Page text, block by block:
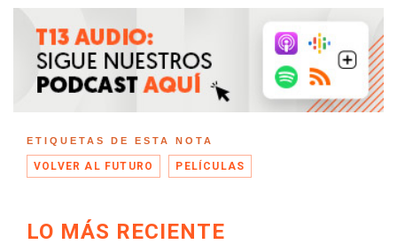
ETIQUETAS DE ESTA NOTA
VOLVER AL FUTURO PELÍCULAS
LO MÁS RECIENTE